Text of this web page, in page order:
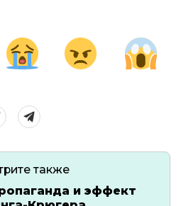
также
и эффект